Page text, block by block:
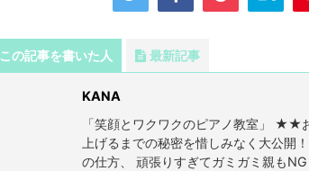
この記事を書いた人 最新記事
KANA
「笑顔とワクワクのピアノ教室」
上げるまでの秘密を惜しみなく大公開
の仕方、 頑張りすぎてガミガミ親も